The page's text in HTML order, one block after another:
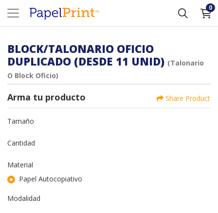
0
BLOCK/TALONARIO OFICIO
DUPLICADO (DESDE 11 UNID) (Talonario
O Block Oficio)
Arma tu producto Share Product
Tamaño
Cantidad
Material
Papel Autocopiativo
Modalidad